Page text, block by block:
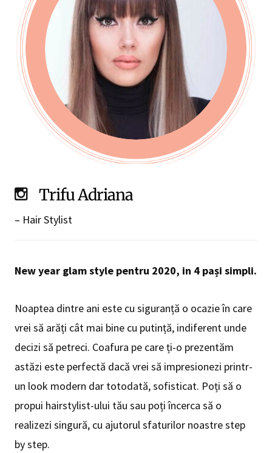
Trifu Adriana
– Hair Stylist
New year glam style pentru 2020, in 4 pași simpli.
Noaptea dintre ani este cu siguranță o ocazie în care
vrei să arăți cât mai bine cu putință, indiferent unde
decizi să petreci. Coafura pe care ți-o prezentăm
astăzi este perfectă dacă vrei să impresionezi printr-
un look modern dar totodată, sofisticat. Poți să o
propui hairstylist-ului tău sau poți încerca să o
realizezi singură, cu ajutorul sfaturilor noastre step
by step.